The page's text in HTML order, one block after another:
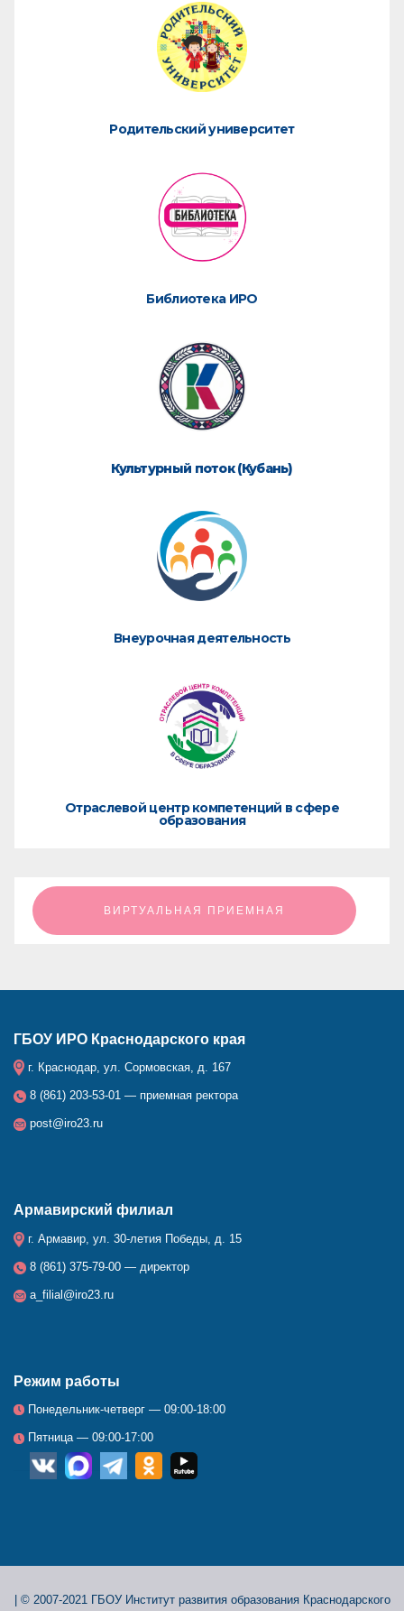
Родительский университет
Библиотека ИРО
Культурный поток (Кубань)
Внеурочная деятельность
Отраслевой центр компетенций в сфере
образования
ㅤㅤㅤㅤㅤㅤㅤㅤㅤВИРТУАЛЬНАЯ ПРИЕМНАЯㅤㅤㅤㅤㅤㅤㅤㅤㅤ
ГБОУ ИРО Краснодарского края
г. Краснодар, ул. Сормовская, д. 167
8 (861) 203-53-01 — приемная ректора
post@iro23.ru
Армавирский филиал
г. Армавир, ул. 30-летия Победы, д. 15
8 (861) 375-79-00 — директор
a_filial@iro23.ru
Режим работы
Понедельник-четверг — 09:00-18:00
Пятница — 09:00-17:00
© 2007-2021 ГБОУ Институт развития образования Краснодарского